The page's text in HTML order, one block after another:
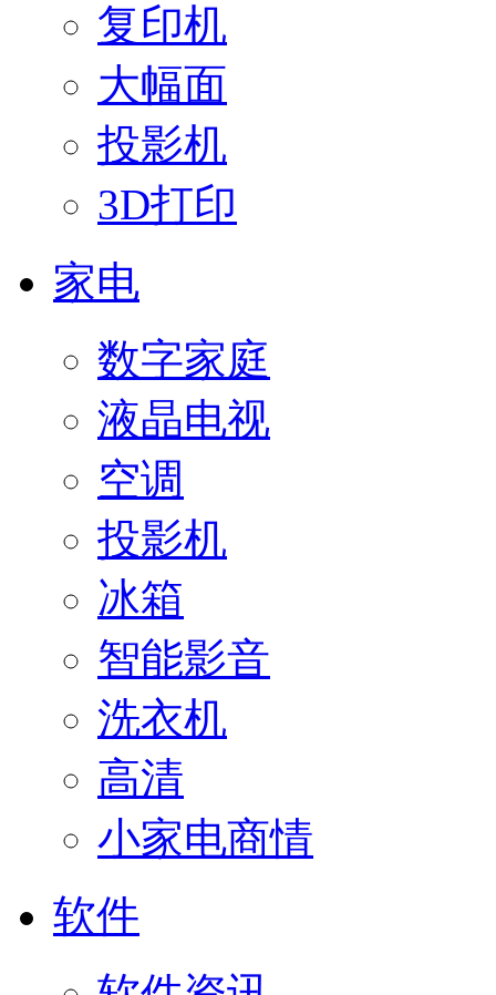
复印机
大幅面
投影机
3D打印
家电
数字家庭
液晶电视
空调
投影机
冰箱
智能影音
洗衣机
高清
小家电商情
软件